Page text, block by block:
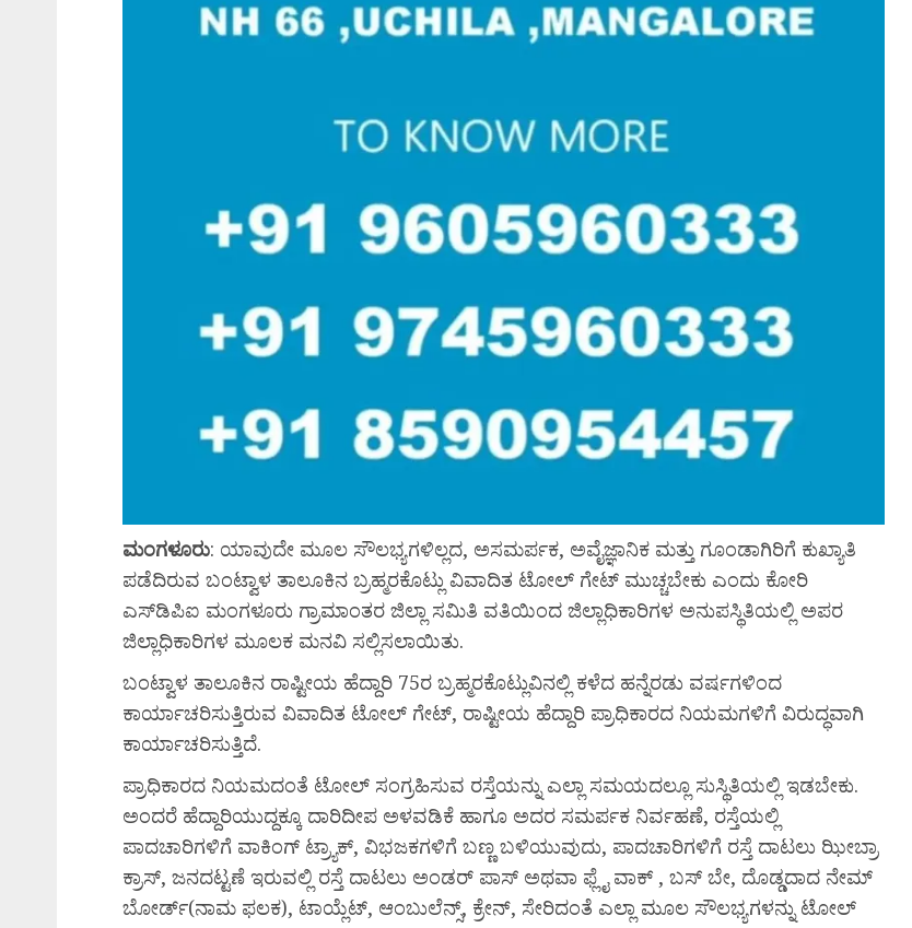
ಮಂಗಳೂರು: ಯಾವುದೇ ಮೂಲ ಸೌಲಭ್ಯಗಳಿಲ್ಲದ, ಅಸಮರ್ಪಕ, ಅವೈಜ್ಞಾನಿಕ ಮತ್ತು ಗೂಂಡಾಗಿರಿಗೆ ಕುಖ್ಯಾತಿ
ಪಡೆದಿರುವ ಬಂಟ್ವಾಳ ತಾಲೂಕಿನ ಬ್ರಹ್ಮರಕೊಟ್ಲು ವಿವಾದಿತ ಟೋಲ್ ಗೇಟ್ ಮುಚ್ಚಬೇಕು ಎಂದು ಕೋರಿ
ಎಸ್‌ಡಿಪಿಐ ಮಂಗಳೂರು ಗ್ರಾಮಾಂತರ ಜಿಲ್ಲಾ ಸಮಿತಿ ವತಿಯಿಂದ ಜಿಲ್ಲಾಧಿಕಾರಿಗಳ ಅನುಪಸ್ಥಿತಿಯಲ್ಲಿ ಅಪರ
ಜಿಲ್ಲಾಧಿಕಾರಿಗಳ ಮೂಲಕ ಮನವಿ ಸಲ್ಲಿಸಲಾಯಿತು.
ಬಂಟ್ವಾಳ ತಾಲೂಕಿನ ರಾಷ್ಟೀಯ ಹೆದ್ದಾರಿ 75ರ ಬ್ರಹ್ಮರಕೊಟ್ಲುವಿನಲ್ಲಿ ಕಳೆದ ಹನ್ನೆರಡು ವರ್ಷಗಳಿಂದ
ಕಾರ್ಯಾಚರಿಸುತ್ತಿರುವ ವಿವಾದಿತ ಟೋಲ್ ಗೇಟ್, ರಾಷ್ಟೀಯ ಹೆದ್ದಾರಿ ಪ್ರಾಧಿಕಾರದ ನಿಯಮಗಳಿಗೆ ವಿರುದ್ಧವಾಗಿ
ಕಾರ್ಯಾಚರಿಸುತ್ತಿದೆ.
ಪ್ರಾಧಿಕಾರದ ನಿಯಮದಂತೆ ಟೋಲ್ ಸಂಗ್ರಹಿಸುವ ರಸ್ತೆಯನ್ನು ಎಲ್ಲಾ ಸಮಯದಲ್ಲೂ ಸುಸ್ಥಿತಿಯಲ್ಲಿ ಇಡಬೇಕು.
ಅಂದರೆ ಹೆದ್ದಾರಿಯುದ್ದಕ್ಕೂ ದಾರಿದೀಪ ಅಳವಡಿಕೆ ಹಾಗೂ ಅದರ ಸಮರ್ಪಕ ನಿರ್ವಹಣೆ, ರಸ್ತೆಯಲ್ಲಿ
ಪಾದಚಾರಿಗಳಿಗೆ ವಾಕಿಂಗ್ ಟ್ರ್ಯಾಕ್, ವಿಭಜಕಗಳಿಗೆ ಬಣ್ಣ ಬಳಿಯುವುದು, ಪಾದಚಾರಿಗಳಿಗೆ ರಸ್ತೆ ದಾಟಲು ಝೀಬ್ರಾ
ಕ್ರಾಸ್, ಜನದಟ್ಟಣೆ ಇರುವಲ್ಲಿ ರಸ್ತೆ ದಾಟಲು ಅಂಡರ್ ಪಾಸ್ ಅಥವಾ ಫ್ಲೈ ವಾಕ್ , ಬಸ್ ಬೇ, ದೊಡ್ಡದಾದ ನೇಮ್
ಬೋರ್ಡ್(ನಾಮ ಫಲಕ), ಟಾಯ್ಲೆಟ್, ಆಂಬುಲೆನ್ಸ್, ಕ್ರೇನ್, ಸೇರಿದಂತೆ ಎಲ್ಲಾ ಮೂಲ ಸೌಲಭ್ಯಗಳನ್ನು ಟೋಲ್